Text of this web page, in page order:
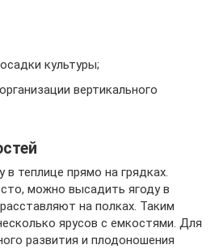
культуры;
вертикального
теплице прямо на грядках.
можно высадить ягоду в
на полках. Таким
ярусов с емкостями. Для
развития и плодоношения